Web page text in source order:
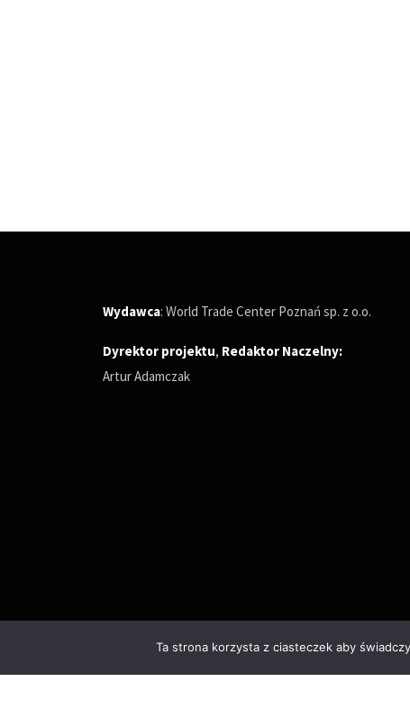
Wydawca: World Trade Center Poznań sp. z o.o.
Dyrektor projektu, Redaktor Naczelny:
Artur Adamczak
Ta strona korzysta z ciasteczek aby